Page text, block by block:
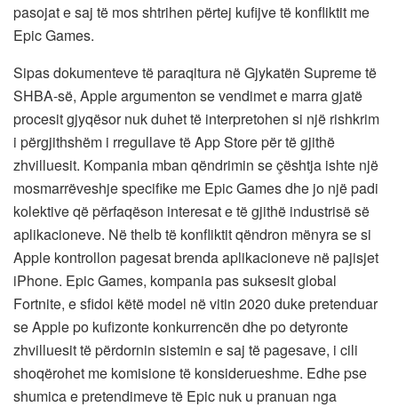
pasojat e saj të mos shtrihen përtej kufijve të konfliktit me
Epic Games.
Sipas dokumenteve të paraqitura në Gjykatën Supreme të
SHBA-së, Apple argumenton se vendimet e marra gjatë
procesit gjyqësor nuk duhet të interpretohen si një rishkrim
i përgjithshëm i rregullave të App Store për të gjithë
zhvilluesit. Kompania mban qëndrimin se çështja ishte një
mosmarrëveshje specifike me Epic Games dhe jo një padi
kolektive që përfaqëson interesat e të gjithë industrisë së
aplikacioneve. Në thelb të konfliktit qëndron mënyra se si
Apple kontrollon pagesat brenda aplikacioneve në pajisjet
iPhone. Epic Games, kompania pas suksesit global
Fortnite, e sfidoi këtë model në vitin 2020 duke pretenduar
se Apple po kufizonte konkurrencën dhe po detyronte
zhvilluesit të përdornin sistemin e saj të pagesave, i cili
shoqërohet me komisione të konsiderueshme. Edhe pse
shumica e pretendimeve të Epic nuk u pranuan nga